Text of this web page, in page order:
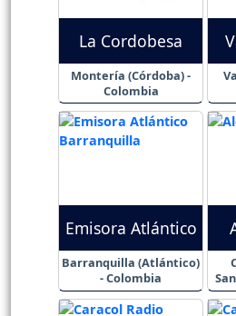
La Cordobesa
Montería (Córdoba) -
Colombia
Emisora Atlántico
Barranquilla (Atlántico)
- Colombia